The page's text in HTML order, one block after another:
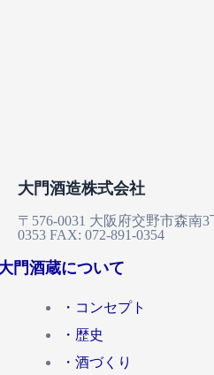
大門酒造株式会社
〒576-0031 大阪府交野市森南3
0353 FAX: 072-891-0354
門酒蔵について
・コンセプト
・歴史
・酒づくり